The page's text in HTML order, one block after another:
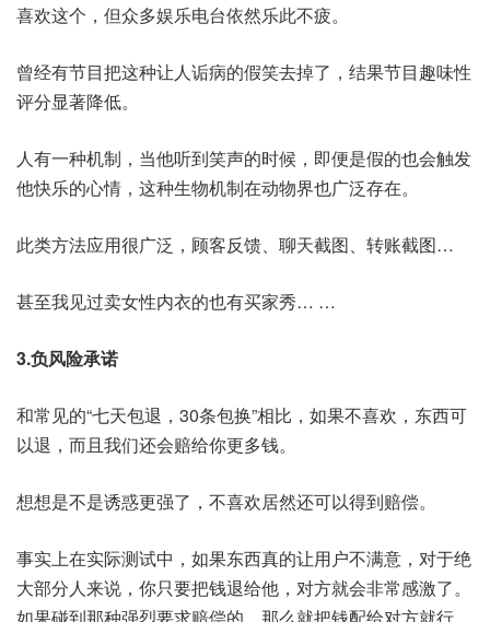
喜欢这个，但众多娱乐电台依然乐此不疲。
曾经有节目把这种让人诟病的假笑去掉了，结果节目趣味性
评分显著降低。
人有一种机制，当他听到笑声的时候，即便是假的也会触发
他快乐的心情，这种生物机制在动物界也广泛存在。
此类方法应用很广泛，顾客反馈、聊天截图、转账截图…
甚至我见过卖女性内衣的也有买家秀… …
3.负风险承诺
和常见的“七天包退，30条包换”相比，如果不喜欢，东西可
以退，而且我们还会赔给你更多钱。
想想是不是诱惑更强了，不喜欢居然还可以得到赔偿。
事实上在实际测试中，如果东西真的让用户不满意，对于绝
大部分人来说，你只要把钱退给他，对方就会非常感激了。